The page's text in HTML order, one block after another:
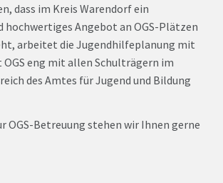
dass im Kreis Warendorf ein
hochwertiges Angebot an OGS-Plätzen
arbeitet die Jugendhilfeplanung mit
OGS eng mit allen Schulträgern im
des Amtes für Jugend und Bildung
OGS-Betreuung stehen wir Ihnen gerne